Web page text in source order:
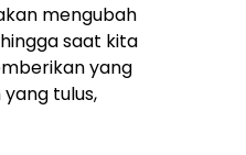
mengubah
saat kita
yang
tulus,